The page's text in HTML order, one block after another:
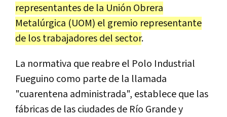
representantes de la Unión Obrera
Metalúrgica (UOM) el gremio representante
de los trabajadores del sector.
La normativa que reabre el Polo Industrial
Fueguino como parte de la llamada
"cuarentena administrada", establece que las
fábricas de las ciudades de Río Grande y